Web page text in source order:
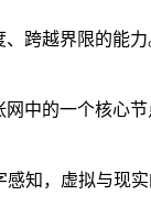
跨越界限的能
中的一个核心节
知，虚拟与现